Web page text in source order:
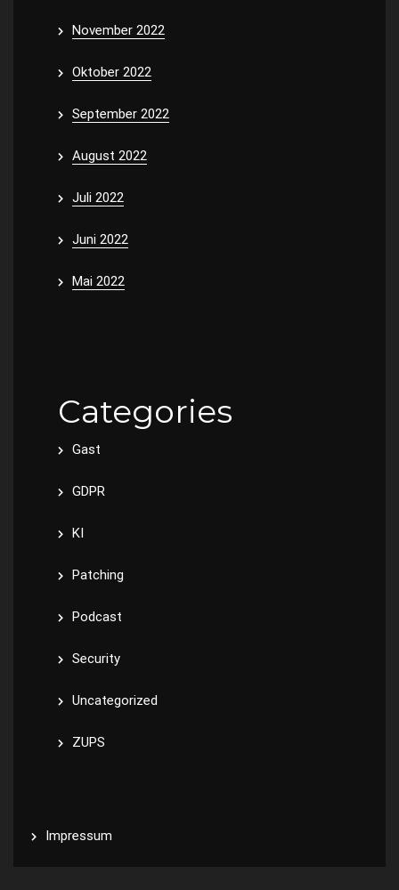
November 2022
Oktober 2022
September 2022
August 2022
Juli 2022
Juni 2022
Mai 2022
Categories
Gast
GDPR
KI
Patching
Podcast
Security
Uncategorized
ZUPS
Impressum